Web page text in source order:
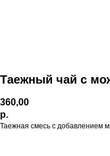
Таежный чай с
360,00
р.
Таежная смесь с добавлением